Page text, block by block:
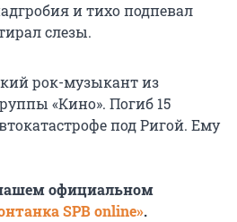
и тихо подпевал
слезы.
рок-музыкант из
«Кино». Погиб 15
под Ригой. Ему
официальном
SPB online».